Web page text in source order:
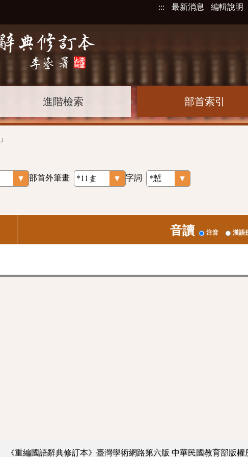
::: 最新消息 編輯說明
進階檢索 部首索引
」
部首外筆畫 字詞
音讀 注音 漢語
《重編國語辭典修訂本》臺灣學術網路第六版 中華民國教育部版權